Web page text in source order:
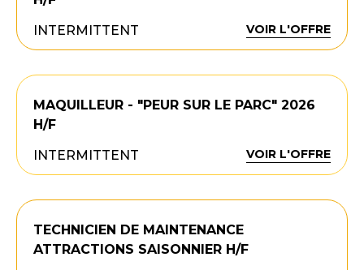
INTERMITTENT
VOIR L'OFFRE
MAQUILLEUR - "PEUR SUR LE PARC" 2026
H/F
INTERMITTENT
VOIR L'OFFRE
TECHNICIEN DE MAINTENANCE
ATTRACTIONS SAISONNIER H/F